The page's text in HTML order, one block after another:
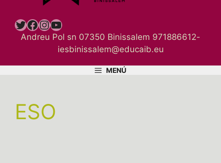
Twitter
Facebook
Instagram
YouTube
Andreu Pol sn 07350 Binissalem 971886612-
iesbinissalem@educaib.eu
MENÚ
ESO